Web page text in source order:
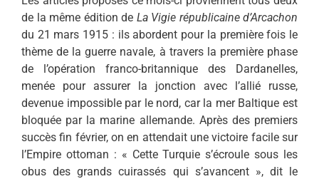
de la même édition de La Vigie républicaine d’Arcachon
du 21 mars 1915 : ils abordent pour la première fois le
thème de la guerre navale, à travers la première phase
de l’opération franco-britannique des Dardanelles,
menée pour assurer la jonction avec l’allié russe,
devenue impossible par le nord, car la mer Baltique est
bloquée par la marine allemande. Après des premiers
succès fin février, on en attendait une victoire facile sur
l’Empire ottoman : « Cette Turquie s’écroule sous les
obus des grands cuirassés qui s’avancent », dit le